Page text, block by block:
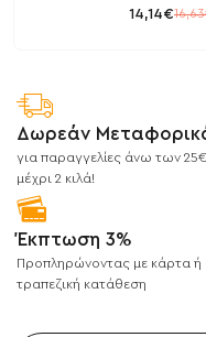
/ Μέταλλα
14,14€
Δωρεάν
για παραγγελίες άνω των 25€
μέχρι 2 κιλά!
Έκπτωση 3%
Προπληρώνοντας με κάρτα ή
τραπεζική κατάθεση